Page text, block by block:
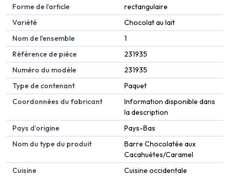
Forme de l’article
rectangulaire
Variété
Chocolat au lait
Nom de l'ensemble
1
Référence de pièce
231935
Numéro du modèle
231935
Type de contenant
Paquet
Coordonnées du fabricant
Information disponible dans
la description
Pays d’origine
Pays-Bas
Nom du type du produit
Barre Chocolatée aux
Cacahuètes/Caramel
Cuisine
Cuisine occidentale